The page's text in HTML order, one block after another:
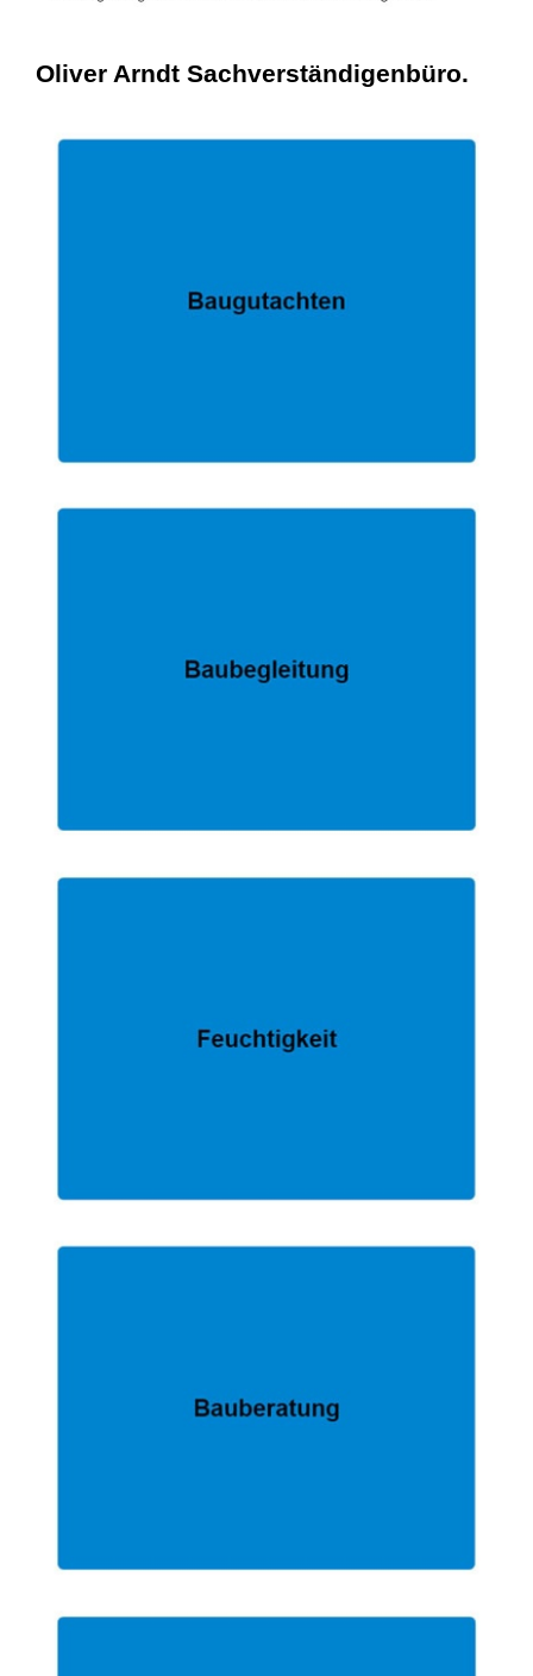
Oliver Arndt Sachverständigenbüro.